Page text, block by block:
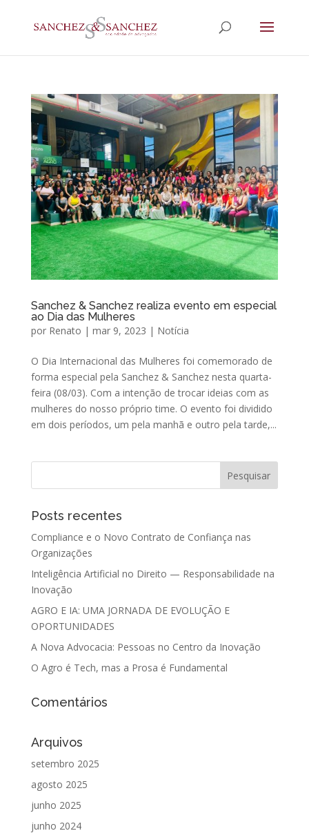
Sanchez & Sanchez realiza evento em especial
ao Dia das Mulheres
por Renato | mar 9, 2023 | Notícia
O Dia Internacional das Mulheres foi comemorado de
forma especial pela Sanchez & Sanchez nesta quarta-
feira (08/03). Com a intenção de trocar ideias com as
mulheres do nosso próprio time. O evento foi dividido
em dois períodos, um pela manhã e outro pela tarde,...
Posts recentes
Compliance e o Novo Contrato de Confiança nas
Organizações
Inteligência Artificial no Direito — Responsabilidade na
Inovação
AGRO E IA: UMA JORNADA DE EVOLUÇÃO E
OPORTUNIDADES
A Nova Advocacia: Pessoas no Centro da Inovação
O Agro é Tech, mas a Prosa é Fundamental
Comentários
Arquivos
setembro 2025
agosto 2025
junho 2025
junho 2024